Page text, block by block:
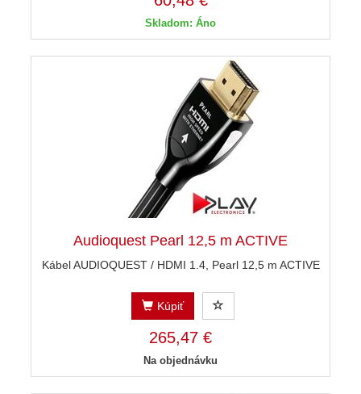
Skladom: Áno
Audioquest Pearl 12,5 m ACTIVE
Kábel AUDIOQUEST / HDMI 1.4, Pearl 12,5 m ACTIVE
Kúpiť
265,47 €
Na objednávku